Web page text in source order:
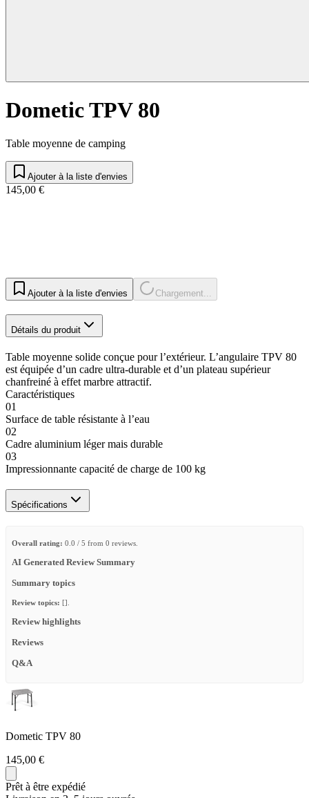
Dometic TPV 80
Table moyenne de camping
Ajouter à la liste d'envies
145,00 €
Ajouter à la liste d'envies Chargement...
Détails du produit
Table moyenne solide conçue pour l’extérieur. L’angulaire TPV 80
est équipée d’un cadre ultra-durable et d’un plateau supérieur
chanfreiné à effet marbre attractif.
Caractéristiques
01
Surface de table résistante à l’eau
02
Cadre aluminium léger mais durable
03
Impressionnante capacité de charge de 100 kg
Spécifications
Overall rating: 0.0 / 5 from 0 reviews.
AI Generated Review Summary
Summary topics
Review topics: [].
Review highlights
Reviews
Q&A
Dometic TPV 80
145,00 €
Prêt à être expédié